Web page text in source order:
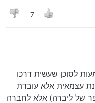
ע"ש גיסי ועבורו. יתכן
- לא שידוע לי)
9,000 ק"מ שנתי
7
לסוכן שעשית דרכו
עצמאית אלא עובדת
של ליברה) אלא לחברה